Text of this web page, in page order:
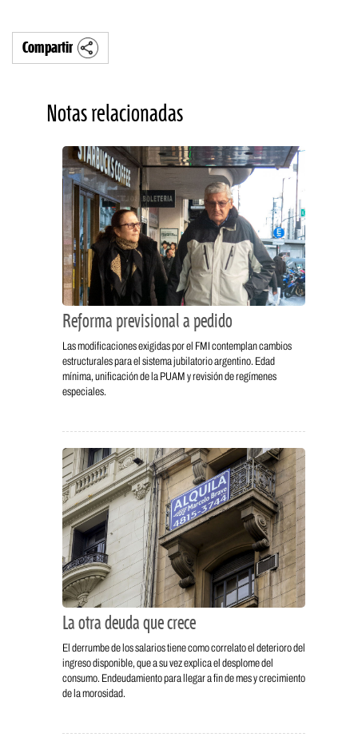
Compartir
Notas relacionadas
Reforma previsional a pedido
Las modificaciones exigidas por el FMI contemplan cambios
estructurales para el sistema jubilatorio argentino. Edad
mínima, unificación de la PUAM y revisión de regímenes
especiales.
La otra deuda que crece
El derrumbe de los salarios tiene como correlato el deterioro del
ingreso disponible, que a su vez explica el desplome del
consumo. Endeudamiento para llegar a fin de mes y crecimiento
de la morosidad.